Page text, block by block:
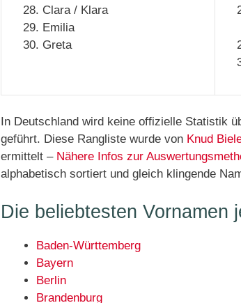
Clara / Klara
Emilia
Greta
In Deutschland wird keine offizielle Statistik
geführt. Diese Rangliste wurde von Knud
ermittelt – Nähere Infos zur
alphabetisch sortiert und gleich klingende
Die beliebtesten Vornamen
Baden-Württemberg
Bayern
Berlin
Brandenburg